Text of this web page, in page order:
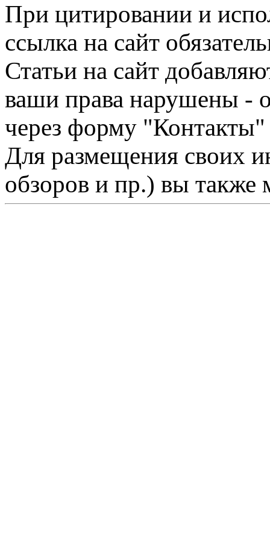
При цитировании и
ссылка на сайт
Статьи на сайт
ваши права нарушены -
через форму "Контакты"
Для размещения своих
обзоров и пр.) вы также